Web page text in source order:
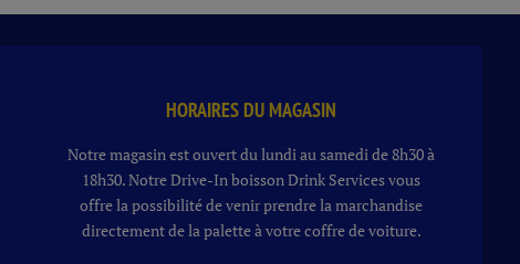
HORAIRES DU MAGASIN
Notre magasin est ouvert du lundi au samedi de 8h30 à
18h30. NotreDrive-In boissonDrink Services vous
offre la possibilité de venir prendre la marchandise
directement de la palette à votre coffre de voiture.